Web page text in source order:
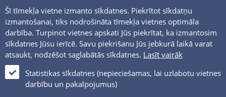
Šī tīmekļa vietne izmanto sīkdatnes. Piekrītot sīkdatņu
izmantošanai, tiks nodrošināta tīmekļa vietnes optimāla
darbība. Turpinot vietnes apskati Jūs piekrītat, ka izmantosim
sīkdatnes Jūsu ierīcē. Savu piekrišanu Jūs jebkurā laikā varat
atsaukt, nodzēšot saglabātās sīkdatnes. Lasīt vairāk
Statistikas sīkdatnes (nepieciešamas, lai uzlabotu vietnes
darbību un pakalpojumus)